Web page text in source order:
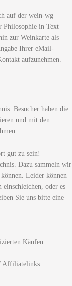
auf der wein-wg
Philosophie in Text
zur Weinkarte als
Ihrer eMail-
aufzunehmen.
Besucher haben die
und mit den
gut zu sein!
Dazu sammeln wir
Leider können
oder es
Sie uns bitte eine
Käufen.
Affiliatelinks.